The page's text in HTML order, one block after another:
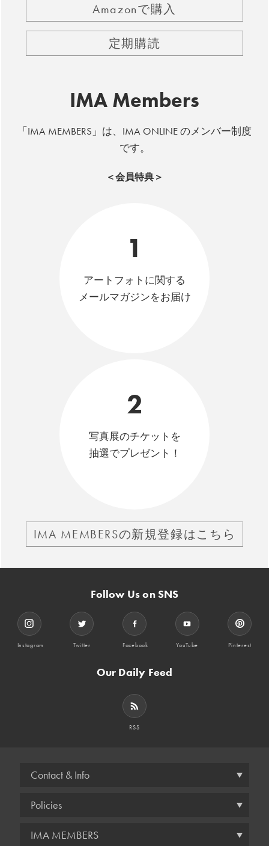
Amazonで購入
定期購読
IMA Members
「IMA MEMBERS」は、IMA ONLINE のメンバー制度
です。
＜会員特典＞
1
アートフォトに関する
メールマガジンをお届け
2
写真展のチケットを
抽選でプレゼント！
IMA MEMBERSの新規登録はこちら
Follow Us on SNS
Instagram Twitter Facebook YouTube Pinterest
Our Daily Feed
RSS
Contact & Info
Policies
IMA MEMBERS